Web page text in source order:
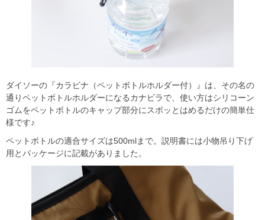
ダイソーの『カラビナ（ペットボトルホルダー付）』は、その名の
通りペットボトルホルダーになるカナビラで、使い方はシリコーン
ゴムをペットボトルのキャップ部分にスポッとはめるだけの簡単仕
様です♪
ペットボトルの適合サイズは500mlまで。説明書には小物吊り下げ
用とパッケージに記載がありました。